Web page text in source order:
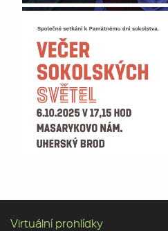
Virtuální prohlídky